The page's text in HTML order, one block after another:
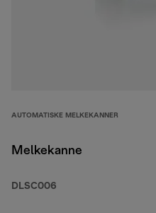
AUTOMATISKE MELKEKANNER
Melkekanne
DLSC006